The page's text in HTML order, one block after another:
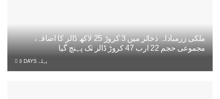
ملکی زرمبادلہ ذخائر میں 3 کروڑ 25 لاکھ ڈالر کا اضافہ،
مجموعی حجم 22 ارب 47 کروڑ ڈالر تک پہنچ گیا
3 DAYS پہلے